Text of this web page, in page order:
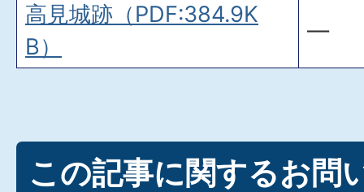
高見城跡（PDF:384.9K
B）
―
この記事に関するお問